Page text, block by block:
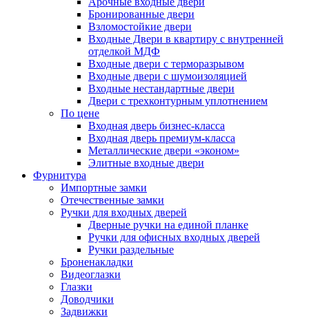
Бронированные двери
Взломостойкие двери
Входные Двери в квартиру с внутренней
отделкой МДФ
Входные двери с терморазрывом
Входные двери с шумоизоляцией
Входные нестандартные двери
Двери с трехконтурным уплотнением
По цене
Входная дверь бизнес-класса
Входная дверь премиум-класса
Металлические двери «эконом»
Элитные входные двери
Фурнитура
Импортные замки
Отечественные замки
Ручки для входных дверей
Дверные ручки на единой планке
Ручки для офисных входных дверей
Ручки раздельные
Броненакладки
Видеоглазки
Глазки
Доводчики
Задвижки